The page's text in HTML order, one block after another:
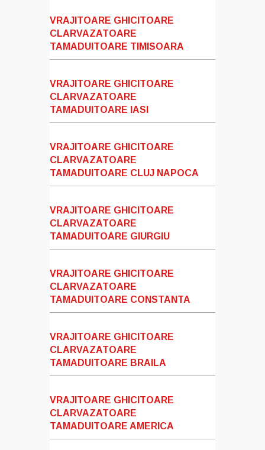
VRAJITOARE GHICITOARE
CLARVAZATOARE
TAMADUITOARE TIMISOARA
VRAJITOARE GHICITOARE
CLARVAZATOARE
TAMADUITOARE IASI
VRAJITOARE GHICITOARE
CLARVAZATOARE
TAMADUITOARE CLUJ NAPOCA
VRAJITOARE GHICITOARE
CLARVAZATOARE
TAMADUITOARE GIURGIU
VRAJITOARE GHICITOARE
CLARVAZATOARE
TAMADUITOARE CONSTANTA
VRAJITOARE GHICITOARE
CLARVAZATOARE
TAMADUITOARE BRAILA
VRAJITOARE GHICITOARE
CLARVAZATOARE
TAMADUITOARE AMERICA